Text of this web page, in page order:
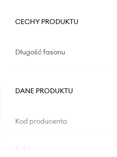
CECHY PRODUKTU
Długość fasonu
DANE PRODUKTU
Kod producenta